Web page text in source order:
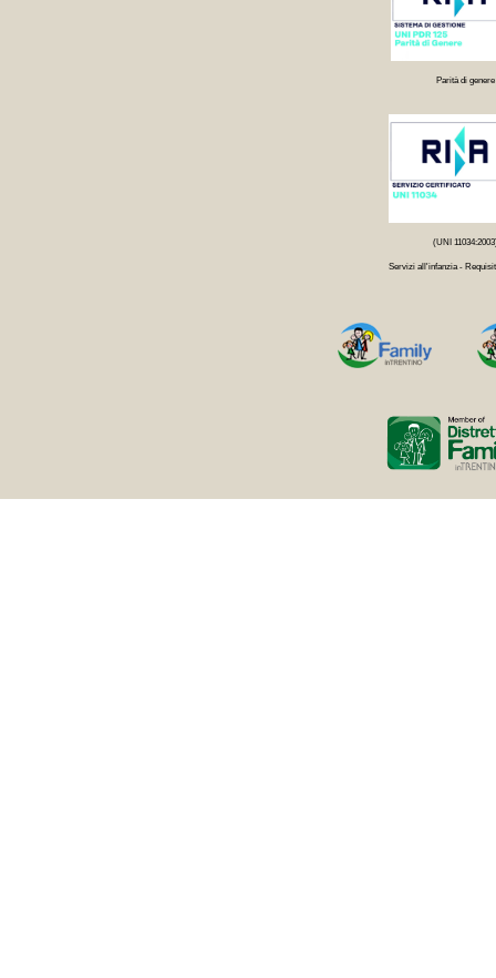
Parità di genere
(UNI
Servizi all'infanzia -